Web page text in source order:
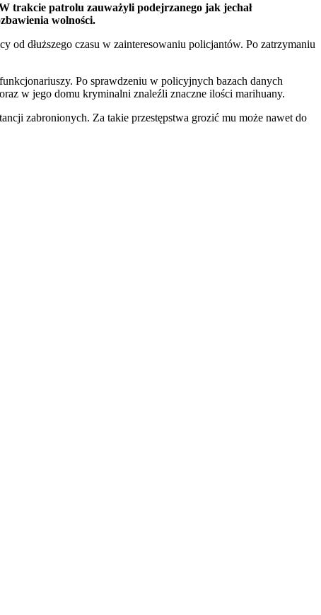
trakcie patrolu zauważyli podejrzanego jak jechał
wolności.
dłuższego czasu w zainteresowaniu policjantów. Po zatrzymaniu
Po sprawdzeniu w policyjnych bazach danych
w jego domu kryminalni znaleźli znaczne ilości marihuany.
zabronionych. Za takie przestępstwa grozić mu może nawet do